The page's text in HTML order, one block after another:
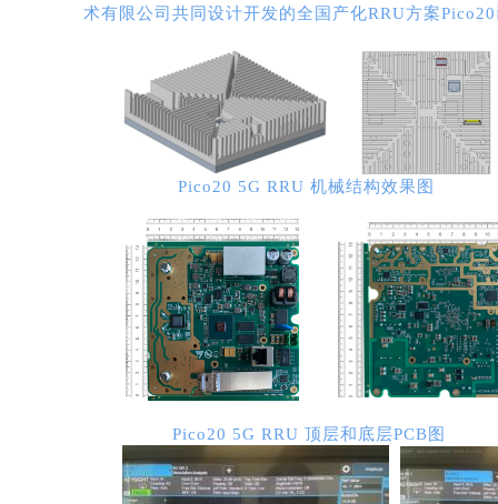
术有限公司共同设计开发的全国产化RRU方案
Pico20 5G RRU 机械结构效果图
Pico20 5G RRU 顶层和底层PCB图